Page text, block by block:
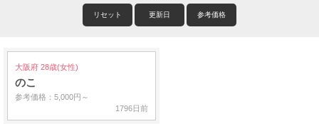
リセット 更新日 参考価格
大阪府 28歳(女性)
のこ
参考価格：5,000円～
1796日前